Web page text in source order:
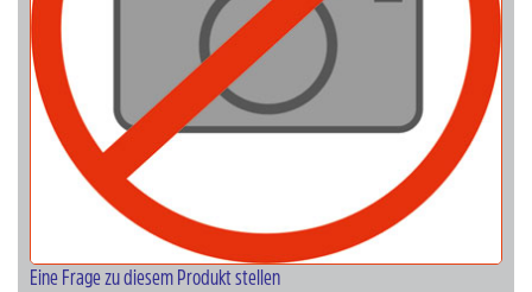
Eine Frage zu diesem Produkt stellen